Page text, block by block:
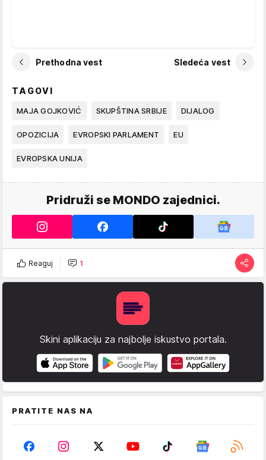
Prethodna vest Sledeća vest
TAGOVI
MAJA GOJKOVIĆ SKUPŠTINA SRBIJE DIJALOG
OPOZICIJA EVROPSKI PARLAMENT EU
EVROPSKA UNIJA
Pridruži se MONDO zajednici.
Reaguj 1
Skini aplikaciju za najbolje iskustvo portala.
PRATITE NAS NA